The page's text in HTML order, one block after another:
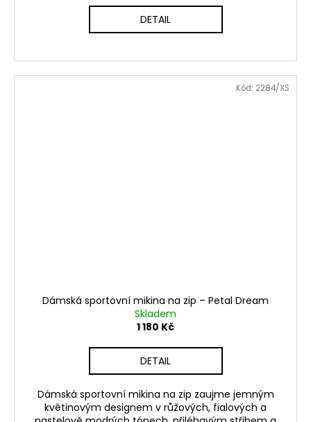
DETAIL
Dámská sportovní mikina na zip – Petal Dream
Skladem
1 180 Kč
DETAIL
Dámská sportovní mikina na zip zaujme jemným
květinovým designem v růžových, fialových a
Kód: 2284/XS